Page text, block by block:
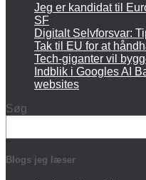
Jeg er kandidat til
SF
Digitalt Selvforsvar:
Tak til EU for at
Tech-giganter vil
Indblik i Googles AI
websites
Søg
Blogs jeg læser